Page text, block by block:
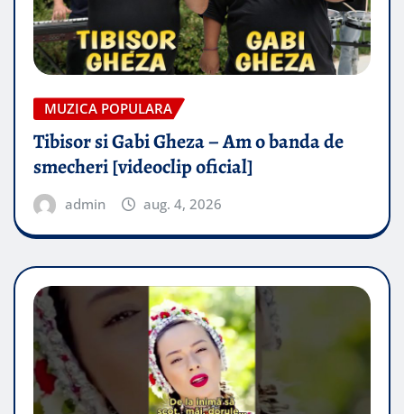
MUZICA POPULARA
Tibisor si Gabi Gheza – Am o banda de
smecheri [videoclip oficial]
admin aug. 4, 2026